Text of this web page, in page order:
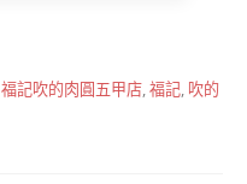
福記吹的肉圓五甲店,福記, 吹的